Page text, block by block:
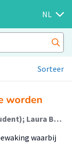
NL
Sorteer
worden
Jelle Denis (Student); Lara Jeuriens (Student); Laura Beunen-Verbeek (Begeleider)
waarbij